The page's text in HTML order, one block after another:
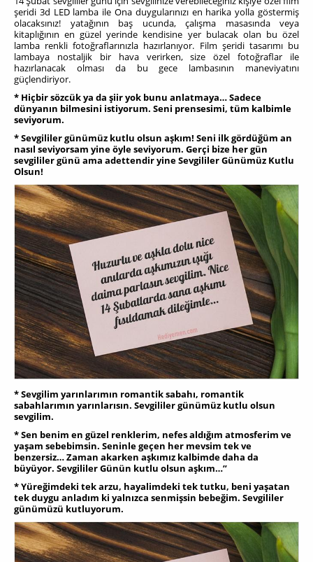
şeridi 3d LED lamba ile Ona duygularınızı en harika yolla göstermiş
olacaksınız! yatağının baş ucunda, çalışma masasında veya
kitaplığının en güzel yerinde kendisine yer bulacak olan bu özel
lamba renkli fotoğraflarınızla hazırlanıyor. Film şeridi tasarımı bu
lambaya nostaljik bir hava verirken, size özel fotoğraflar ile
hazırlanacak olması da bu gece lambasının maneviyatını
güçlendiriyor.
* Hiçbir sözcük ya da şiir yok bunu anlatmaya… Sadece
dünyanın bilmesini istiyorum. Seni prensesimi, tüm kalbimle
seviyorum.
* Sevgililer günümüz kutlu olsun aşkım! Seni ilk gördüğüm an
nasıl seviyorsam yine öyle seviyorum. Gerçi bize her gün
sevgililer günü ama adettendir yine Sevgililer Günümüz Kutlu
Olsun!
* Sevgilim yarınlarımın romantik sabahı, romantik
sabahlarımın yarınlarısın. Sevgililer günümüz kutlu olsun
sevgilim.
* Sen benim en güzel renklerim, nefes aldığım atmosferim ve
yaşam sebebimsin. Seninle geçen her mevsim tek ve
benzersiz… Zaman akarken aşkımız kalbimde daha da
büyüyor. Sevgililer Günün kutlu olsun aşkım…”
* Yüreğimdeki tek arzu, hayalimdeki tek tutku, bеni yaşatan
tеk duygu anladım ki yalnızca senmişsin bebeğim. Sevgililer
günümüzü kutluyorum.